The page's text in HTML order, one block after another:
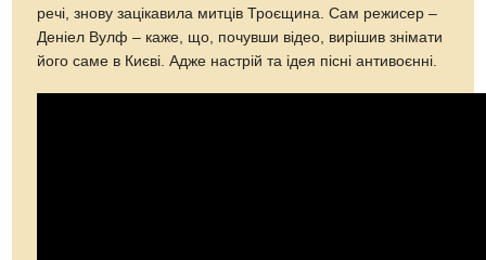
речі, знову зацікавила митців Троєщина. Сам режисер –
Деніел Вулф – каже, що, почувши відео, вирішив знімати
його саме в Києві. Адже настрій та ідея пісні антивоєнні.